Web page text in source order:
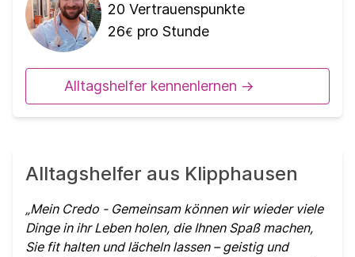
20 Vertrauenspunkte
26€ pro Stunde
Alltagshelfer kennenlernen ->
Alltagshelfer aus Klipphausen
Mein Credo - Gemeinsam können wir wieder viele
Dinge in ihr Leben holen, die Ihnen Spaß machen,
Sie fit halten und lächeln lassen – geistig und